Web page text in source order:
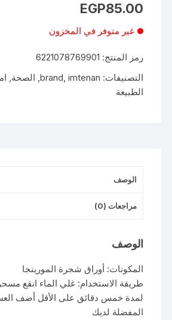
EGP85.00
غير متوفر في المخزون
رمز المنتج: 6221078769901
التصنيفات:
brand, imtenan
, الصحة,
الطبيعة
الوصف
مراجعات (0)
الوصف
المكونات: أوراق شجرة المورينجا
طريقة الاستخدام: غلي الماء انقع
لمدة خمس دقائق على الأقل أضف
المفضلة لديك